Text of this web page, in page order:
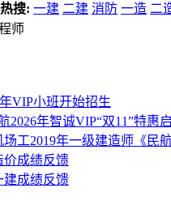
热搜: 一建 二建 消防 一造 二
师
VIP小班开始招生
2026年智诚VIP“双11”特惠
2019年一级建造师《民
价成绩反馈
建成绩反馈